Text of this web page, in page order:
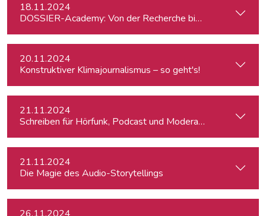
18.11.2024
DOSSIER-Academy: Von der Recherche bis zur
20.11.2024
Konstruktiver Klimajournalismus – so geht's!
21.11.2024
Schreiben für Hörfunk, Podcast und Moderation
21.11.2024
Die Magie des Audio-Storytellings